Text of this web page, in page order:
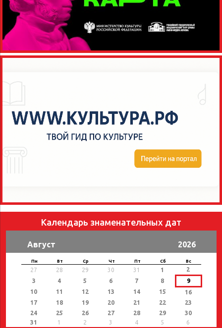
Календарь знаменательных дат
Август 2026
Пн Вт Ср Чт Пт Сб Вс
27 28 29 30 31 1
2
3
4 5 6 7 8
9
10
11 12 13 14 15
16
17
18 19 20 21 22
23
24
25 26 27 28 29
30
31
1 2 3 4 5 6